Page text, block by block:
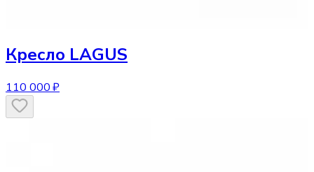
Кресло LAGUS
110 000 ₽